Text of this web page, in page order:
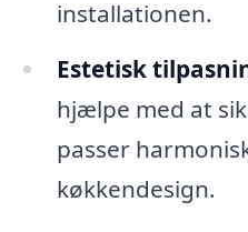
installationen.
Estetisk
hjælpe med at
passer
køkkendesign.